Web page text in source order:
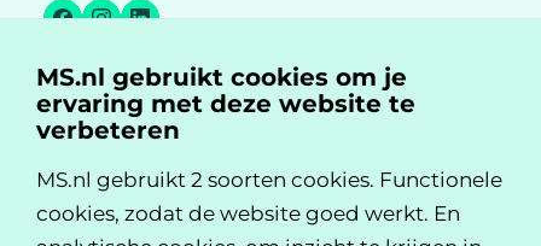
Facebook
Instagram
LinkedIn
MS.nl is een initiatief van:
MS.nl gebruikt cookies om je
ervaring met deze website te
verbeteren
MS.nl gebruikt 2 soorten cookies. Functionele
cookies, zodat de website goed werkt. En